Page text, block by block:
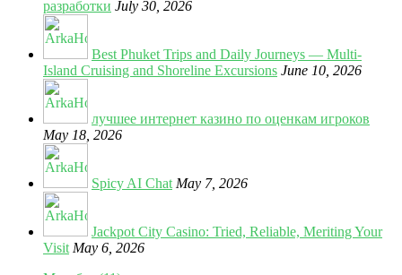
разработки July 30, 2026
Best Phuket Trips and Daily Journeys — Multi-
Island Cruising and Shoreline Excursions June 10, 2026
лучшее интернет казино по оценкам игроков
May 18, 2026
Spicy AI Chat May 7, 2026
Jackpot City Casino: Tried, Reliable, Meriting Your
Visit May 6, 2026